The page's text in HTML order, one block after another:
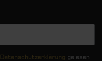
Daten­schutz­erklärung gelesen